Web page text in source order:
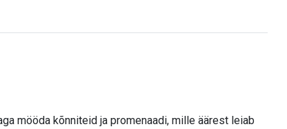
mööda kõnniteid ja promenaadi, mille äärest leiab